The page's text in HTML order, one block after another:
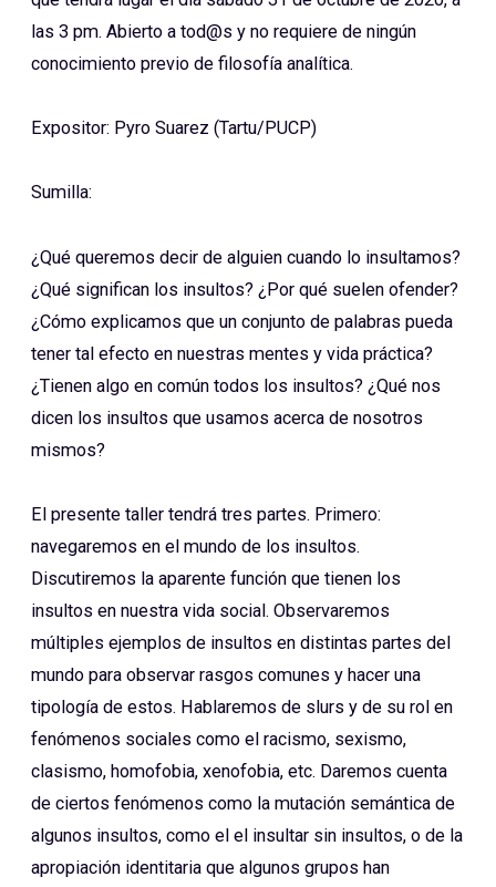
las 3 pm. Abierto a tod@s y no requiere de ningún
conocimiento previo de filosofía analítica.
Expositor: Pyro Suarez (Tartu/PUCP)
Sumilla:
¿Qué queremos decir de alguien cuando lo insultamos?
¿Qué significan los insultos? ¿Por qué suelen ofender?
¿Cómo explicamos que un conjunto de palabras pueda
tener tal efecto en nuestras mentes y vida práctica?
¿Tienen algo en común todos los insultos? ¿Qué nos
dicen los insultos que usamos acerca de nosotros
mismos?
El presente taller tendrá tres partes. Primero:
navegaremos en el mundo de los insultos.
Discutiremos la aparente función que tienen los
insultos en nuestra vida social. Observaremos
múltiples ejemplos de insultos en distintas partes del
mundo para observar rasgos comunes y hacer una
tipología de estos. Hablaremos de slurs y de su rol en
fenómenos sociales como el racismo, sexismo,
clasismo, homofobia, xenofobia, etc. Daremos cuenta
de ciertos fenómenos como la mutación semántica de
algunos insultos, como el el insultar sin insultos, o de la
apropiación identitaria que algunos grupos han